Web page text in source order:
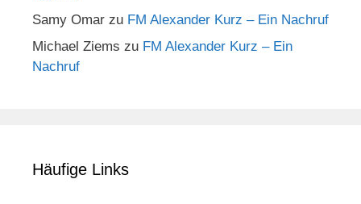
Samy Omar zu FM Alexander Kurz – Ein Nachruf
Michael Ziems zu FM Alexander Kurz – Ein
Nachruf
Häufige Links